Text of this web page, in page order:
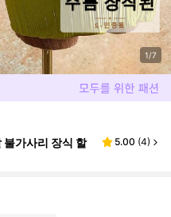
1/7
가사리 장식 할
5.00 (4)